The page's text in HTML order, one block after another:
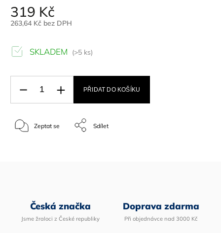
319 Kč
263,64 Kč bez DPH
SKLADEM (>5 ks)
PŘIDAT DO KOŠÍKU
Zeptat se Sdílet
Česká značka
Jsme žraloci z České republiky
Doprava zdarma
Při objednávce nad 3000 Kč